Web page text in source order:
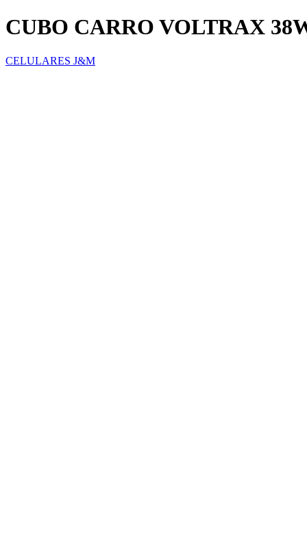
CUBO CARRO VOLTRAX
CELULARES J&M